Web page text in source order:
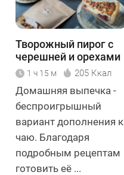
Творожный пирог с
черешней и орехами
1 ч 15 м 205 Ккал
Домашняя выпечка -
беспроигрышный
вариант дополнения к
чаю. Благодаря
подробным рецептам
готовить её ...